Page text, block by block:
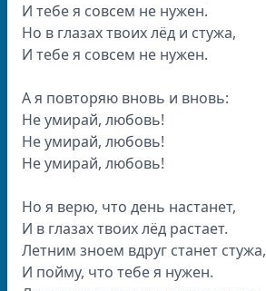
И тебе я совсем не нужен.
Но в глазах твоих лёд и стужа,
И тебе я совсем не нужен.
А я повторяю вновь и вновь:
Не умирай, любовь!
Не умирай, любовь!
Не умирай, любовь!
Но я верю, что день настанет,
И в глазах твоих лёд растает.
Летним зноем вдруг станет стужа,
И пойму, что тебе я нужен.